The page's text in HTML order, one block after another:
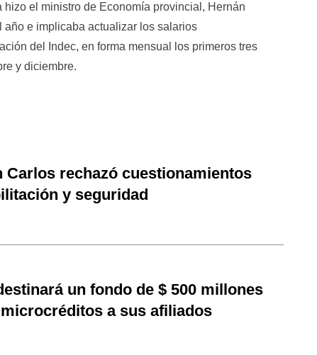
el ministro de Economía provincial, Hernán
año e implicaba actualizar los salarios
del Indec, en forma mensual los primeros tres
y diciembre.
Carlos rechazó cuestionamientos
y seguridad
un fondo de $ 500 millones
a sus afiliados